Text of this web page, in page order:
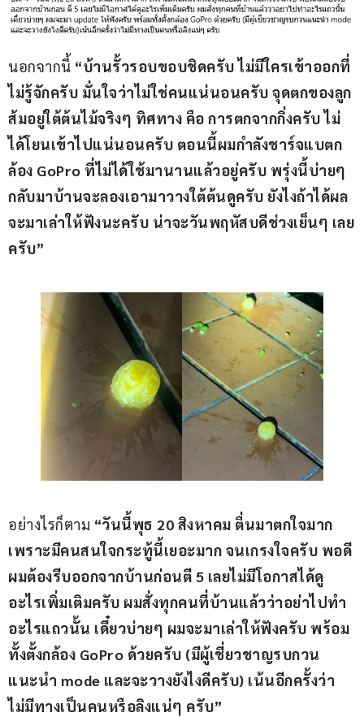
นอกจากนี้ “บ้านรั้วรอบขอบชิดครับ ไม่มีใครเข้าออกที่
ไม่รู้จักครับ มั่นใจว่าไม่ใช่คนแน่นอนครับ จุดตกของลูก
ส้มอยู่ใต้ต้นไม้จริงๆ ทิศทาง คือ การตกจากกิ่งครับ ไม่
ได้โยนเข้าไปแน่นอนครับ ตอนนี้ผมกำลังชาร์จแบตก
ล้อง GoPro ที่ไม่ได้ใช้มานานแล้วอยู่ครับ พรุ่งนี้บ่ายๆ
กลับมาบ้านจะลองเอามาวางใต้ต้นดูครับ ยังไงถ้าได้ผล
จะมาเล่าให้ฟังนะครับ น่าจะวันพฤหัสบดีช่วงเย็นๆ เลย
ครับ”
อย่างไรก็ตาม “วันนี้พุธ 20 สิงหาคม ตื่นมาตกใจมาก
เพราะมีคนสนใจกระทู้นี้เยอะมาก จนเกรงใจครับ พอดี
ผมต้องรีบออกจากบ้านก่อนตี 5 เลยไม่มีโอกาสได้ดู
อะไรเพิ่มเติมครับ ผมสั่งทุกคนที่บ้านแล้วว่าอย่าไปทำ
อะไรแถวนั้น เดี๋ยวบ่ายๆ ผมจะมาเล่าให้ฟังครับ พร้อม
ทั้งตั้งกล้อง GoPro ด้วยครับ (มีผู้เชี่ยวชาญรบกวน
แนะนำ mode และจะวางยังไงดีครับ) เน้นอีกครั้งว่า
ไม่มีทางเป็นคนหรือลิงแน่ๆ ครับ”